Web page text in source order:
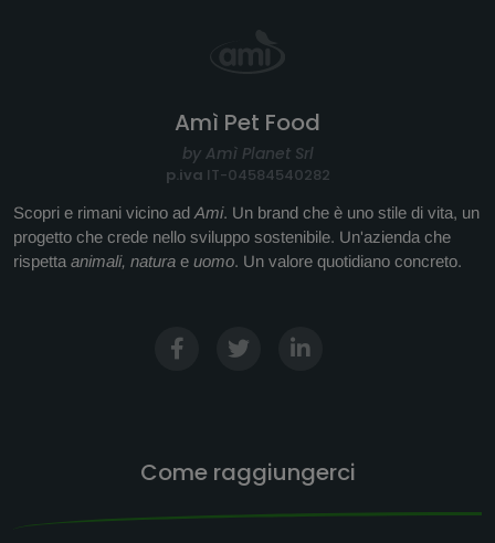
Amì Pet Food
by Amì Planet Srl
p.iva IT-04584540282
Scopri e rimani vicino ad Ami. Un brand che è uno stile di vita, un
progetto che crede nello sviluppo sostenibile. Un'azienda che
rispetta animali, natura e uomo. Un valore quotidiano concreto.
Come raggiungerci